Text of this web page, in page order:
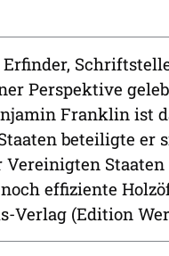
Perspektive
Franklin ist
beteiligte er
effiziente
Verlag (Edition